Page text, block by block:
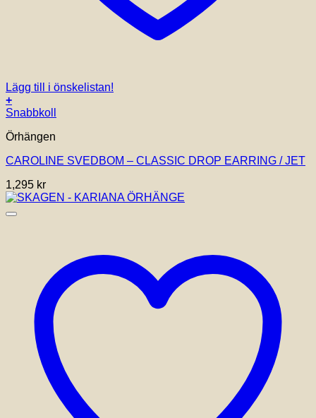
Lägg till i önskelistan!
+
Snabbkoll
Örhängen
CAROLINE SVEDBOM – CLASSIC DROP EARRING / JET
1,295 kr